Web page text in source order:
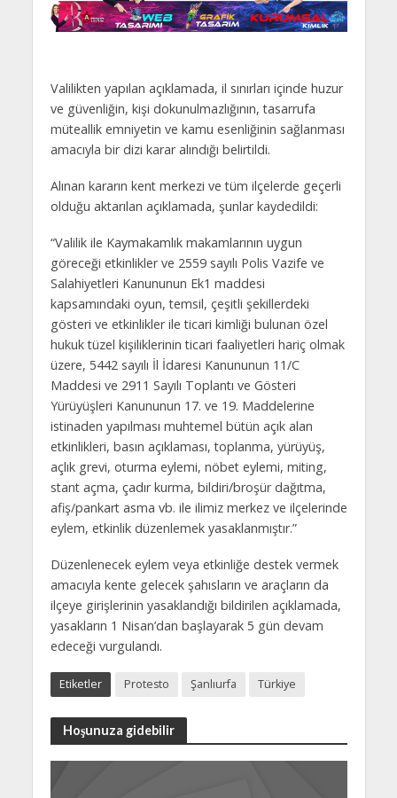
Valilikten yapılan açıklamada, il sınırları içinde huzur
ve güvenliğin, kişi dokunulmazlığının, tasarrufa
müteallik emniyetin ve kamu esenliğinin sağlanması
amacıyla bir dizi karar alındığı belirtildi.
Alınan kararın kent merkezi ve tüm ilçelerde geçerli
olduğu aktarılan açıklamada, şunlar kaydedildi:
“Valilik ile Kaymakamlık makamlarının uygun
göreceği etkinlikler ve 2559 sayılı Polis Vazife ve
Salahiyetleri Kanununun Ek­1 maddesi
kapsamındaki oyun, temsil, çeşitli şekillerdeki
gösteri ve etkinlikler ile ticari kimliği bulunan özel
hukuk tüzel kişiliklerinin ticari faaliyetleri hariç olmak
üzere, 5442 sayılı İl İdaresi Kanununun 11/C
Maddesi ve 2911 Sayılı Toplantı ve Gösteri
Yürüyüşleri Kanununun 17. ve 19. Maddelerine
istinaden yapılması muhtemel bütün açık alan
etkinlikleri, basın açıklaması, toplanma, yürüyüş,
açlık grevi, oturma eylemi, nöbet eylemi, miting,
stant açma, çadır kurma, bildiri/broşür dağıtma,
afiş/pankart asma vb. ile ilimiz merkez ve ilçelerinde
eylem, etkinlik düzenlemek yasaklanmıştır.”
Düzenlenecek eylem veya etkinliğe destek vermek
amacıyla kente gelecek şahısların ve araçların da
ilçeye girişlerinin yasaklandığı bildirilen açıklamada,
yasakların 1 Nisan’dan başlayarak 5 gün devam
edeceği vurgulandı.
Etiketler Protesto Şanlıurfa Türkiye
Hoşunuza gidebilir